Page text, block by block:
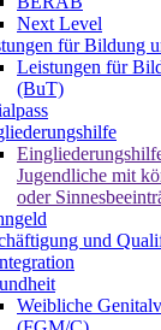
Next Level
für Bildung
Leistungen für
(BuT)
Jugendliche mit
oder
und
Weibliche